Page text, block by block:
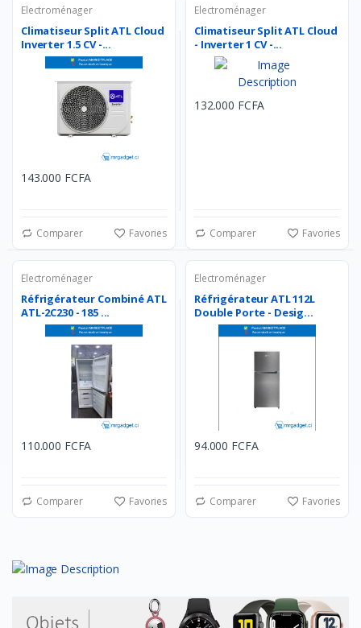
Electroménager
Climatiseur Split ATL Cloud
Inverter 1.5 CV -...
143.000 FCFA
Comparer Favories
Electroménager
Climatiseur Split ATL Cloud
- Inverter 1 CV -...
132.000 FCFA
Comparer Favories
Electroménager
Réfrigérateur Combiné ATL
ATL-2C230 - 185 ...
110.000 FCFA
Comparer Favories
Electroménager
Réfrigérateur ATL 112L
Double Porte - Desig...
94.000 FCFA
Comparer Favories